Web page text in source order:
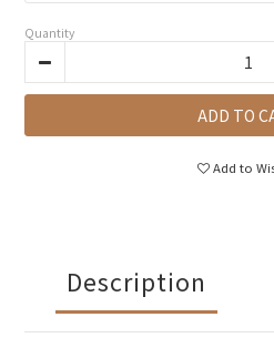
Quantity
ADD TO
Add to
Description